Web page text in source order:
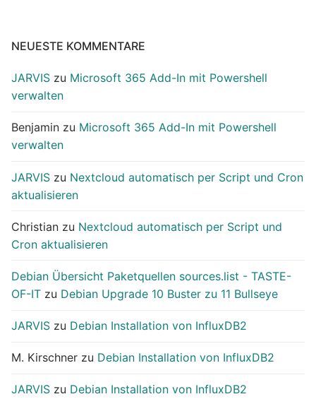
NEUESTE KOMMENTARE
JARVIS zu Microsoft 365 Add-In mit Powershell
verwalten
Benjamin zu Microsoft 365 Add-In mit Powershell
verwalten
JARVIS zu Nextcloud automatisch per Script und Cron
aktualisieren
Christian zu Nextcloud automatisch per Script und
Cron aktualisieren
Debian Übersicht Paketquellen sources.list - TASTE-
OF-IT zu Debian Upgrade 10 Buster zu 11 Bullseye
JARVIS zu Debian Installation von InfluxDB2
M. Kirschner zu Debian Installation von InfluxDB2
JARVIS zu Debian Installation von InfluxDB2